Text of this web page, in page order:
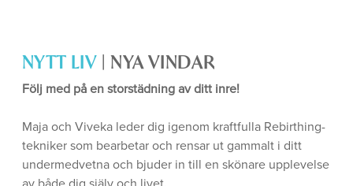
NYTT LIV| NYA VINDAR
Följ med på en storstädning av ditt inre!
Maja och Viveka leder dig igenom kraftfulla Rebirthing-
tekniker som bearbetar och rensar ut gammalt i ditt
undermedvetna och bjuder in till en skönare upplevelse